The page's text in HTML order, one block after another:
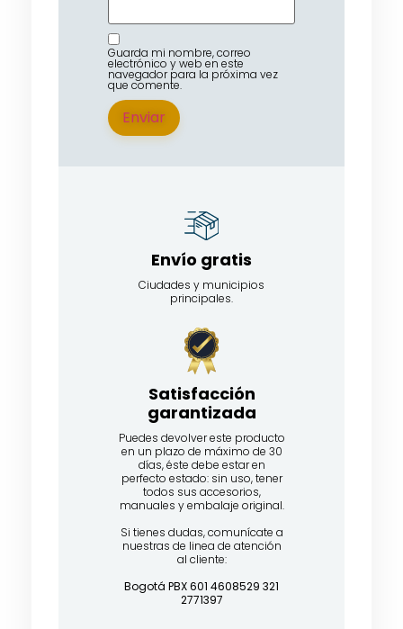
Guarda mi nombre, correo
electrónico y web en este
navegador para la próxima vez
que comente.
Envío gratis
Ciudades y municipios
principales.
Satisfacción
garantizada​
Puedes devolver este producto
en un plazo de máximo de 30
días, éste debe estar en
perfecto estado: sin uso, tener
todos sus accesorios,
manuales y embalaje original.
Si tienes dudas, comunícate a
nuestras de linea de atención
al cliente:
Bogotá PBX 601 4608529 321
2771397